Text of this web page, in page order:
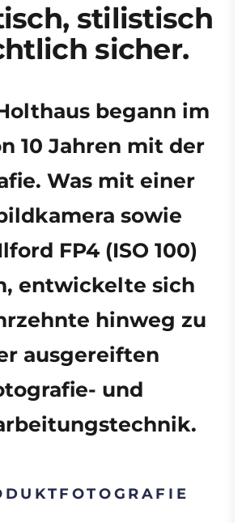
stilistisch
sicher.
begann im
10 Jahren mit der
Was mit einer
sowie
FP4 (ISO 100)
entwickelte sich
hinweg zu
ausgereiften
und